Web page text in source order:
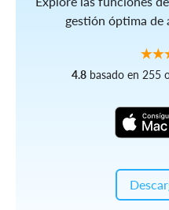
gestión óptima de
4.8 basado en 255